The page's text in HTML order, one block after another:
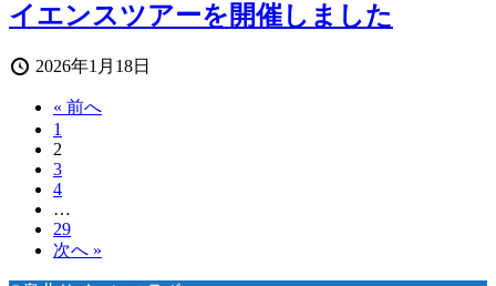
イエンスツアーを開催しました
投
日
2026年1月18日
« 前へ
1
2
3
4
…
29
次へ »